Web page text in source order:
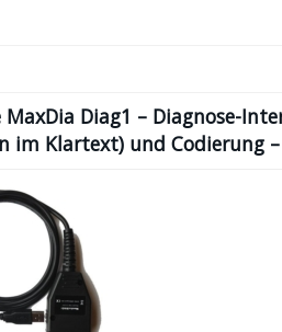
Diag1 – Diagnose-
im Klartext) und Codierung